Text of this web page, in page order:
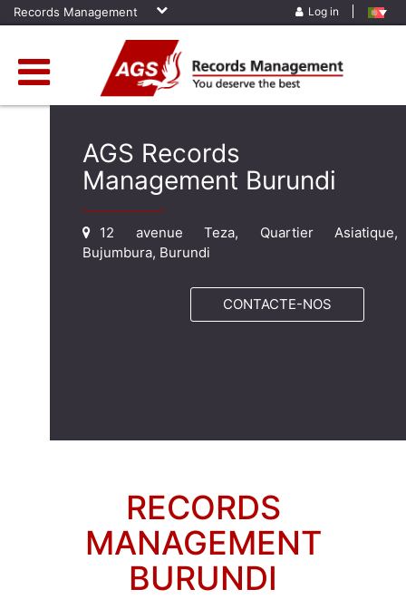
Records Management Log in
AGS Records
Management Burundi
12 avenue Teza, Quartier Asiatique,
Bujumbura, Burundi
CONTACTE-NOS
RECORDS
MANAGEMENT
BURUNDI